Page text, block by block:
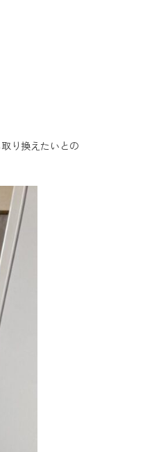
り換えたいとの